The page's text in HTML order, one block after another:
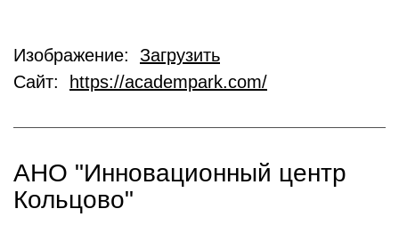
Изображение: Загрузить
Сайт:
https://academpark.com/
АНО "Инновационный центр
Кольцово"